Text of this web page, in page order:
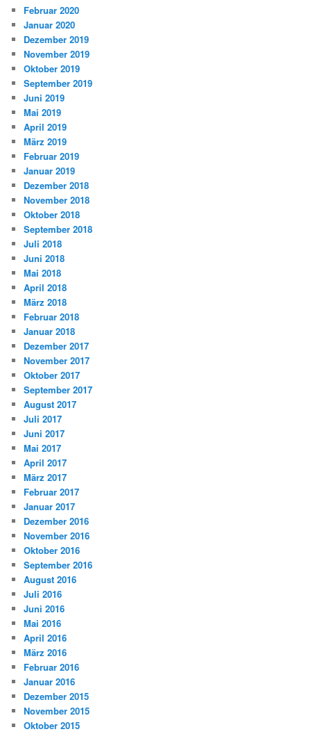
Februar 2020
Januar 2020
Dezember 2019
November 2019
Oktober 2019
September 2019
Juni 2019
Mai 2019
April 2019
März 2019
Februar 2019
Januar 2019
Dezember 2018
November 2018
Oktober 2018
September 2018
Juli 2018
Juni 2018
Mai 2018
April 2018
März 2018
Februar 2018
Januar 2018
Dezember 2017
November 2017
Oktober 2017
September 2017
August 2017
Juli 2017
Juni 2017
Mai 2017
April 2017
März 2017
Februar 2017
Januar 2017
Dezember 2016
November 2016
Oktober 2016
September 2016
August 2016
Juli 2016
Juni 2016
Mai 2016
April 2016
März 2016
Februar 2016
Januar 2016
Dezember 2015
November 2015
Oktober 2015